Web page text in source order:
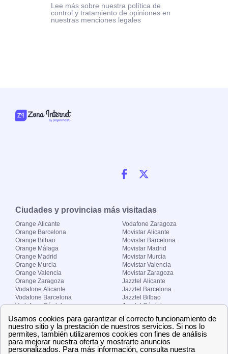
Lee más sobre nuestra política de
control y tratamiento de opiniones en
nuestras menciones legales
Ciudades y provincias más visitadas
Orange Alicante
Orange Barcelona
Orange Bilbao
Orange Málaga
Orange Madrid
Orange Murcia
Orange Valencia
Orange Zaragoza
Vodafone Alicante
Vodafone Barcelona
Vodafone Córdoba
Vodafone Madrid
Vodafone Murcia
Vodafone Valencia
Vodafone Zaragoza
Movistar Alicante
Movistar Barcelona
Movistar Madrid
Movistar Murcia
Movistar Valencia
Movistar Zaragoza
Jazztel Alicante
Jazztel Barcelona
Jazztel Bilbao
Jazztel Córdoba
Jazztel Málaga
Jazztel Valencia
Jazztel Zaragoza
Sobre Zona-internet.com